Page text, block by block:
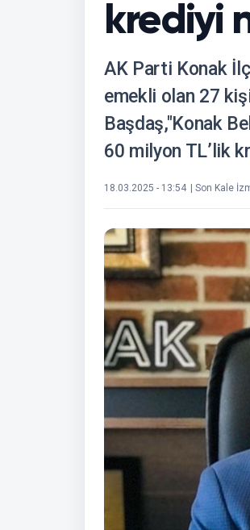
krediyi
AK Parti Konak
emekli olan 27
Başdaş,"Konak
60 milyon TL’lik
18.03.2025 - 13:54 | Son Kale